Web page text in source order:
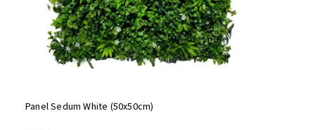
Panel Sedum White (50x50cm)